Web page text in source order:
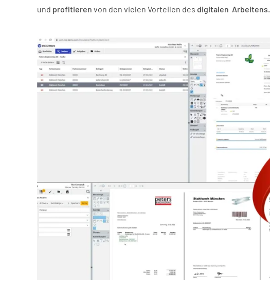
und profitieren von den vielen Vorteilen des digitalen Arbeitens.